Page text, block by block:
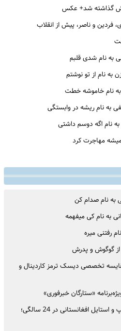
گذاشته شد+ عکس
فردین و ناصر، پیش از انقلاب
به نام شدی قلبم
به نام از تو نوشتم
به نام خاموشه خطت
به نام ریشه در وابستگی
نام اگه دوسم داشتی
مهاجرت کرد
به نام صدام کن
به نام کی میفهمه
رفتنی میره
گوگوش و پدرش
تخصصی دیسک ترمز کاردینال و
«ستارگان خبرفوری»
سفر به گذشته؛ گوگوش با تیپ و استایل افغانستانی در 24 سالگی؛